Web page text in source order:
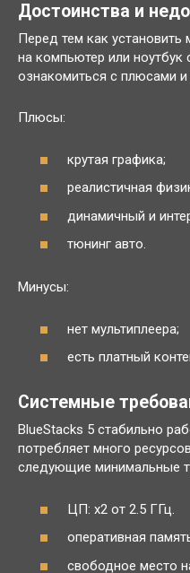
Достоинства и
Перед тем как
на компьютер или ноутбук
ознакомиться с плюсами и
Плюсы:
крутая графика;
реалистичная
динамичный и
тюнинг авто.
Минусы:
нет мультиплеера;
есть платный
Системные
BlueStacks 5 стабильно
потребляет много
следующие минимальные
ЦП: x2 от 2.5 ГГц.
оперативная
свободное место